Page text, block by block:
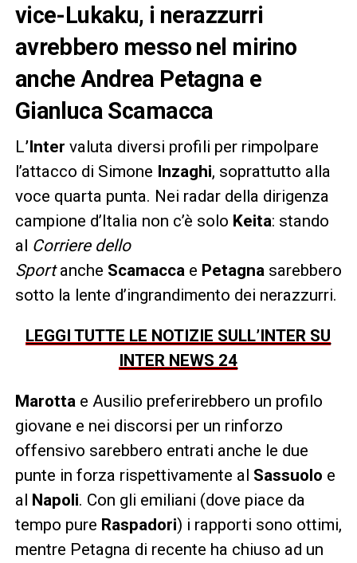
vice-Lukaku, i nerazzurri
avrebbero messo nel mirino
anche Andrea Petagna e
Gianluca Scamacca
L’Inter valuta diversi profili per rimpolpare
l’attacco di Simone Inzaghi, soprattutto alla
voce quarta punta. Nei radar della dirigenza
campione d’Italia non c’è solo Keita: stando
al Corriere dello
Sportanche Scamacca e Petagna sarebbero
sotto la lente d’ingrandimento dei nerazzurri.
LEGGI TUTTE LE NOTIZIE SULL’INTER SU
INTER NEWS 24
Marotta e Ausilio preferirebbero un profilo
giovane e nei discorsi per un rinforzo
offensivo sarebbero entrati anche le due
punte in forza rispettivamente al Sassuolo e
al Napoli. Con gli emiliani (dove piace da
tempo pure Raspadori) i rapporti sono ottimi,
mentre Petagna di recente ha chiuso ad un